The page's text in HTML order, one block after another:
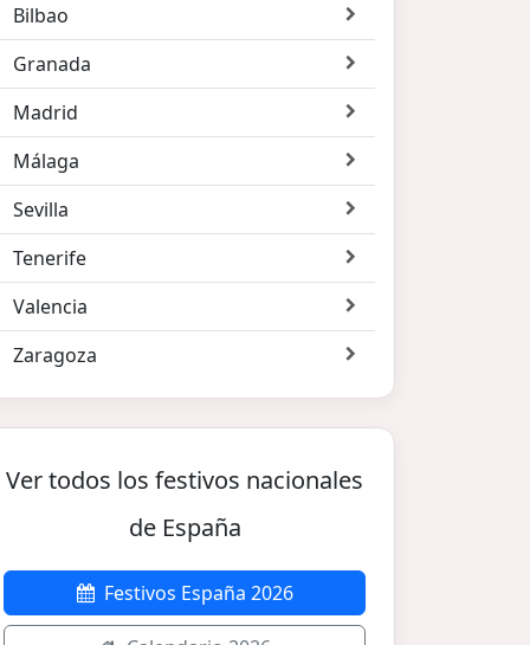
Bilbao
Granada
Madrid
Málaga
Sevilla
Tenerife
Valencia
Zaragoza
Ver todos los festivos nacionales
de España
Festivos España 2026